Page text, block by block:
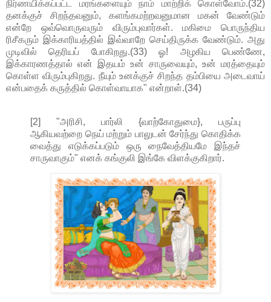
நிர்ணயிக்கப்பட்ட மரங்களையும் நாம் மாற்றிக் கொள்வோம்.(32)
தனக்குச் சிறந்தவனும், களங்கமற்றவனுமான மகன் வேண்டும்
என்றே ஒவ்வொருவரும் விரும்புவார்கள். மகிமை பொருந்திய
ரிசீகரும் இக்காரியத்தில் இவ்வாறே செய்திருக்க வேண்டும். அது
முடிவில் தெரியப் போகிறது.(33) ஓ! அழகிய பெண்ணே,
இக்காரணத்தால் என் இதயம் உன் சாருவையும், உன் மரத்தையும்
கொள்ள விரும்புகிறது. நீயும் உனக்குச் சிறந்த தம்பியை அடைவாய்
என்பதைக் கருத்தில் கொள்வாயாக" என்றாள்.(34)
[2] "அரிசி, பார்லி {வாற்கோதுமை}, பருப்பு
ஆகியவற்றை நெய் மற்றும் பாலுடன் சேர்ந்து கொதிக்க
வைத்து எடுக்கப்படும் ஒரு நைவேத்தியமே இந்தச்
சாருவாகும்" எனக் கங்குலி இங்கே விளக்குகிறார்.